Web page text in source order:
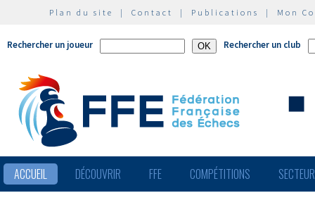
Plan du site | Contact | Publications | Mon
Rechercher un joueur Rechercher un club
ACCUEIL DÉCOUVRIR FFE COMPÉTITIONS